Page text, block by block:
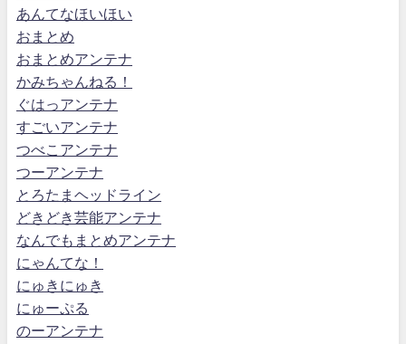
あんてなほいほい
おまとめ
おまとめアンテナ
かみちゃんねる！
ぐはっアンテナ
すごいアンテナ
つべこアンテナ
つーアンテナ
とろたまヘッドライン
どきどき芸能アンテナ
なんでもまとめアンテナ
にゃんてな！
にゅきにゅき
にゅーぷる
のーアンテナ